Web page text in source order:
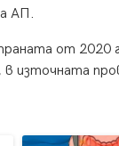
АП.
от 2020
в източната